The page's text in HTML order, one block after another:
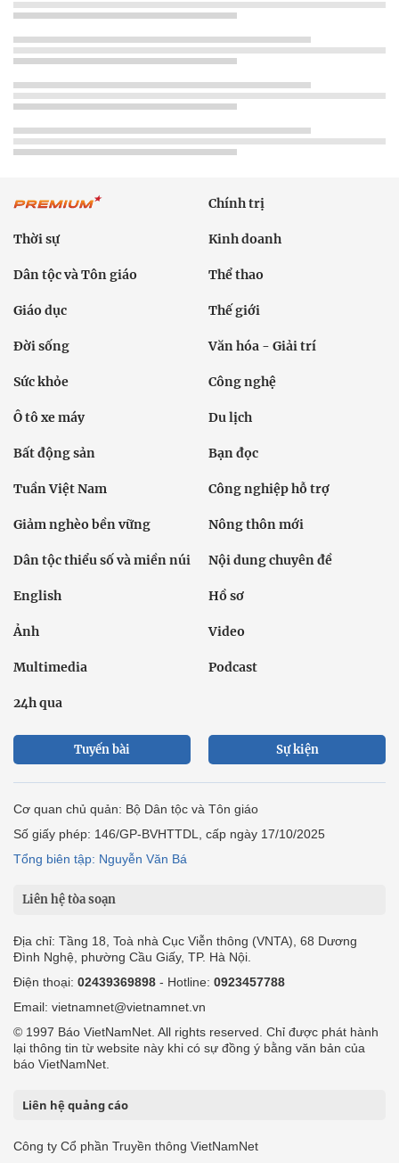
Chính trị
Thời sự Kinh doanh
Dân tộc và Tôn giáo Thể thao
Giáo dục Thế giới
Đời sống Văn hóa - Giải trí
Sức khỏe Công nghệ
Ô tô xe máy Du lịch
Bất động sản Bạn đọc
Tuần Việt Nam Công nghiệp hỗ trợ
Giảm nghèo bền vững Nông thôn mới
Dân tộc thiểu số và miền núi Nội dung chuyên đề
English Hồ sơ
Ảnh Video
Multimedia Podcast
24h qua
Tuyến bài Sự kiện
Cơ quan chủ quản: Bộ Dân tộc và Tôn giáo
Số giấy phép: 146/GP-BVHTTDL, cấp ngày 17/10/2025
Tổng biên tập: Nguyễn Văn Bá
Liên hệ tòa soạn
Địa chỉ: Tầng 18, Toà nhà Cục Viễn thông (VNTA), 68 Dương
Đình Nghệ, phường Cầu Giấy, TP. Hà Nội.
Điện thoại: 02439369898 - Hotline: 0923457788
Email: vietnamnet@vietnamnet.vn
© 1997 Báo VietNamNet. All rights reserved. Chỉ được phát hành
lại thông tin từ website này khi có sự đồng ý bằng văn bản của
báo VietNamNet.
Liên hệ quảng cáo
Công ty Cổ phần Truyền thông VietNamNet